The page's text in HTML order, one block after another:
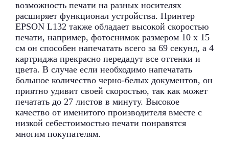
возможность печати на разных носителях
расширяет функционал устройства. Принтер
EPSON L132 также обладает высокой скоростью
печати, например, фотоснимок размером 10 х 15
см он способен напечатать всего за 69 секунд, а 4
картриджа прекрасно передадут все оттенки и
цвета. В случае если необходимо напечатать
большое количество черно-белых документов, он
приятно удивит своей скоростью, так как может
печатать до 27 листов в минуту. Высокое
качество от именитого производителя вместе с
низкой себестоимостью печати понравятся
многим покупателям.